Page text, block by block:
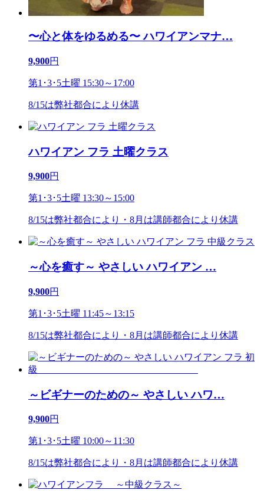
〜心と体をゆるめる〜 ハワイアンマナ…
9,900円
第1･3･5土曜 15:30～17:00
8/15は弊社都合により休講
ハワイアン フラ 土曜クラス
9,900円
第1･3･5土曜 13:30～15:00
8/15は弊社都合により・8月は講師都合により休講
～心を癒す～ やさしい ハワイアン …
9,900円
第1･3･5土曜 11:45～13:15
8/15は弊社都合により・8月は講師都合により休講
～ビギナーのための～ やさしい ハワ…
9,900円
第1･3･5土曜 10:00～11:30
8/15は弊社都合により・8月は講師都合により休講